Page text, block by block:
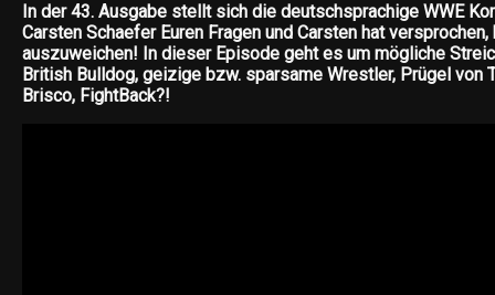
In der 43. Ausgabe stellt sich die deutschsprachige WWE
Carsten Schaefer Euren Fragen und Carsten hat versprochen,
auszuweichen! In dieser Episode geht es um mögliche
British Bulldog, geizige bzw. sparsame Wrestler, Prügel von
Brisco, FightBack?!